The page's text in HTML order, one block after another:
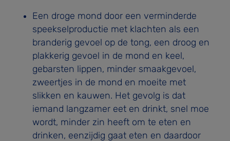
Een droge mond door een verminderde
speekselpro­ductie met klachten als een
branderig gevoel op de tong, een droog en
plakkerig gevoel in de mond en keel,
gebarsten lippen, minder smaakgevoel,
zweertjes in de mond en moeite met
slikken en kauwen. Het gevolg is dat
iemand langzamer eet en drinkt, snel moe
wordt, minder zin heeft om te eten en
drinken, eenzijdig gaat eten en daardoor